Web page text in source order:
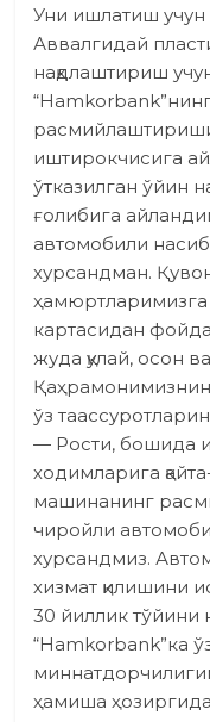
Уни ишлатиш учун
Аввалгидай
нақдлаштириш
иштирокчисига
ўтказилган ўйин
ғолибига
автомобили
хурсандман.
ҳамюртларимизга
картасидан
жуда қулай, осон
ўз
— Рости, бошида
ходимларига қайта-
машинанинг
чиройли
хурсандмиз.
хизмат қилишини
30 йиллик
“Hamkorbank”ка
ҳамиша